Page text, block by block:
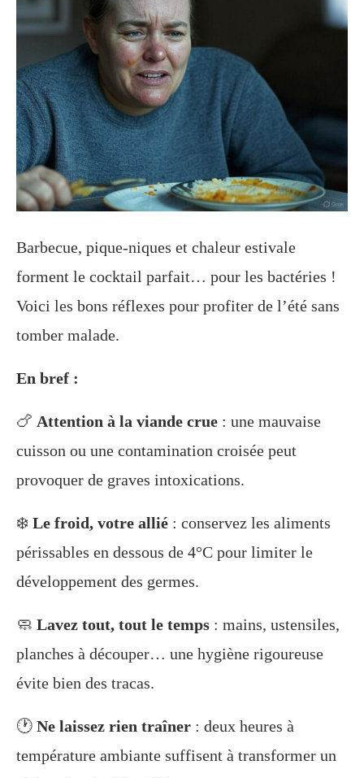
Barbecue, pique-niques et chaleur estivale
forment le cocktail parfait… pour les bactéries !
Voici les bons réflexes pour profiter de l’été sans
tomber malade.
En bref :
🍗 Attention à la viande crue : une mauvaise
cuisson ou une contamination croisée peut
provoquer de graves intoxications.
❄️ Le froid, votre allié : conservez les aliments
périssables en dessous de 4°C pour limiter le
développement des germes.
🧼 Lavez tout, tout le temps : mains, ustensiles,
planches à découper… une hygiène rigoureuse
évite bien des tracas.
🕐 Ne laissez rien traîner : deux heures à
température ambiante suffisent à transformer un